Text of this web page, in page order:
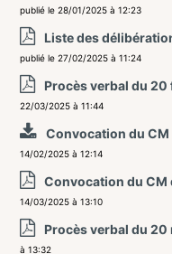
publié le 28/01/2025 à 12:23
Liste des
publié le 27/02/2025 à 11:24
Procès verbal du
22/03/2025 à 11:44
Convocation du
14/02/2025 à 12:14
Convocation du
14/03/2025 à 13:10
Procès verbal du
à 13:32